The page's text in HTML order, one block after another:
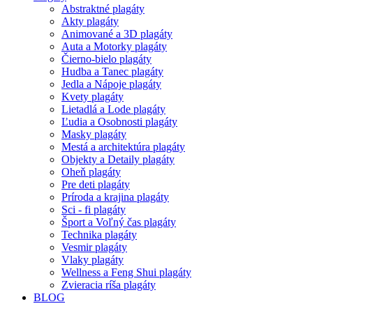
Abstraktné plagáty
Akty plagáty
Animované a 3D plagáty
Auta a Motorky plagáty
Čierno-bielo plagáty
Hudba a Tanec plagáty
Jedla a Nápoje plagáty
Kvety plagáty
Lietadlá a Lode plagáty
Ľudia a Osobnosti plagáty
Masky plagáty
Mestá a architektúra plagáty
Objekty a Detaily plagáty
Oheň plagáty
Pre deti plagáty
Príroda a krajina plagáty
Sci - fi plagáty
Šport a Voľný čas plagáty
Technika plagáty
Vesmir plagáty
Vlaky plagáty
Wellness a Feng Shui plagáty
Zvieracia ríša plagáty
BLOG